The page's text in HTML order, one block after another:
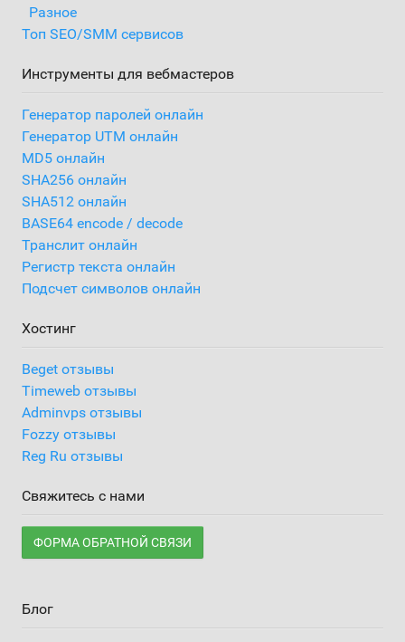
Разное
Топ SEO/SMM сервисов
Инструменты для вебмастеров
Генератор паролей онлайн
Генератор UTM онлайн
MD5 онлайн
SHA256 онлайн
SHA512 онлайн
BASE64 encode / decode
Транслит онлайн
Регистр текста онлайн
Подсчет символов онлайн
Хостинг
Beget отзывы
Timeweb отзывы
Adminvps отзывы
Fozzy отзывы
Reg Ru отзывы
Свяжитесь с нами
ФОРМА ОБРАТНОЙ СВЯЗИ
Блог